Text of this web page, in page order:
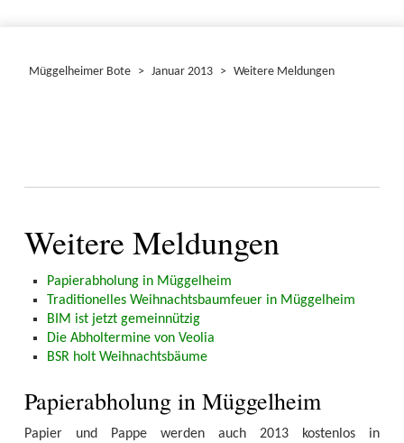
Müggelheimer Bote > Januar 2013 > Weitere Meldungen
Weitere Meldungen
Papierabholung in Müggelheim
Traditionelles Weihnachtsbaumfeuer in Müggelheim
BIM ist jetzt gemeinnützig
Die Abholtermine von Veolia
BSR holt Weihnachtsbäume
Papierabholung in Müggelheim
Papier und Pappe werden auch 2013 kostenlos in